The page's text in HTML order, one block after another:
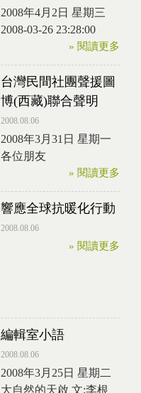
2008年4月2日 星期三
2008-03-26 23:28:00
» 閱讀更多
台灣民間社團聲援圖
博(西藏)聯合聲明
2008.08.06
2008年3月31日 星期一
各位朋友
» 閱讀更多
響應全球抗暖化行動
2008.08.06
» 閱讀更多
編輯室小語
2008.08.06
2008年3月25日 星期二
大自然的天啟 文:李根